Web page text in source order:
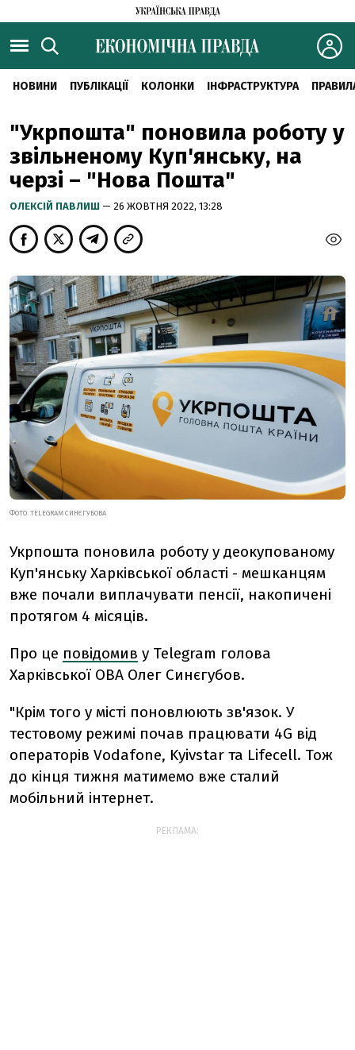
НОВИНИ ПУБЛІКАЦІЇ КОЛОНКИ ІНФРАСТРУКТУРА
"Укрпошта" поновила роботу у
звільненому Куп'янську, на
черзі – "Нова Пошта"
ОЛЕКСІЙ ПАВЛИШ — 26 ЖОВТНЯ 2022, 13:28
ФОТО: TELEGRAM СИНЄГУБОВА
Укрпошта поновила роботу у деокупованому
Куп'янську Харківської області - мешканцям
вже почали виплачувати пенсії, накопичені
протягом 4 місяців.
Про це повідомив у Telegram голова
Харківської ОВА Олег Синєгубов.
"Крім того у місті поновлюють зв'язок. У
тестовому режимі почав працювати 4G від
операторів Vodafone, Kyivstar та Lifecell. Тож
до кінця тижня матимемо вже сталий
мобільний інтернет.
РЕКЛАМА: